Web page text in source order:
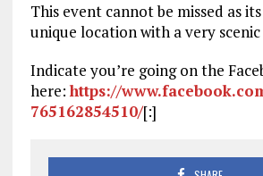
This event cannot be missed as
unique location with a very
Indicate you’re going on the
here:https://
765162854510/[:]